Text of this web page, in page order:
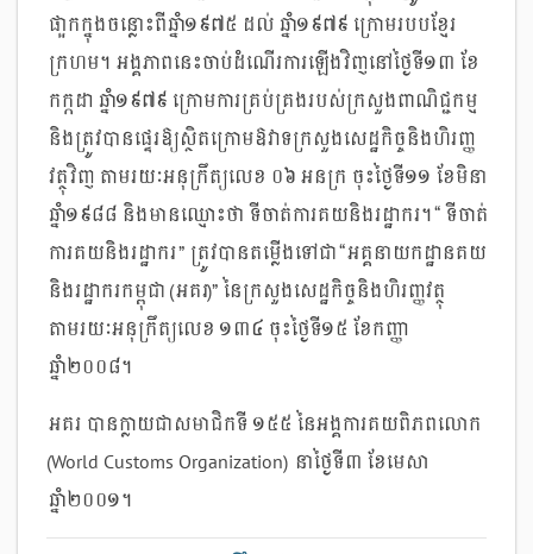
ផ្អាកក្នុងចន្លោះពីឆ្នាំ១៩៧៥ ដល់ ឆ្នាំ១៩៧៩ ក្រោមរបបខ្មែរ
ក្រហម។ អង្គភាពនេះចាប់ដំណើរការឡើងវិញនៅថ្ងៃទី១៣ ខែ
កក្កដា ឆ្នាំ១៩៧៩ ក្រោមការគ្រប់គ្រងរបស់ក្រសួងពាណិជ្ជកម្ម
និងត្រូវបានផ្ទេរឱ្យស្ថិតក្រោមឱវាទ​ក្រសួងសេដ្ឋកិច្ចនិងហិរញ្ញ
វត្ថុវិញ តាមរយៈអនុក្រឹត្យលេខ ០៦ អនក្រ ចុះថ្ងៃទី១១ ខែមិនា
ឆ្នាំ១៩៨៨ និងមានឈ្មោះថា ទីចាត់ការគយនិង​រដ្ឋាករ។ “ ទីចាត់
ការគយនិងរដ្ឋាករ ” ត្រូវបានតម្លើងទៅជា “អគ្គនាយកដ្ឋានគយ
និងរដ្ឋាករកម្ពុជា (អគរ)” នៃក្រសួងសេដ្ឋកិច្ចនិងហិរញ្ញវត្ថុ
តាមរយៈអនុក្រឹត្យលេខ ១៣៤ ចុះថ្ងៃទី១៥ ខែកញ្ញា
ឆ្នាំ២០០៨។
អគរ បានក្លាយជាសមាជិកទី ១៥៥ នៃអង្គការគយពិភពលោក
(World Customs Organization) នាថ្ងៃទី៣ ខែមេសា
ឆ្នាំ២០០១។